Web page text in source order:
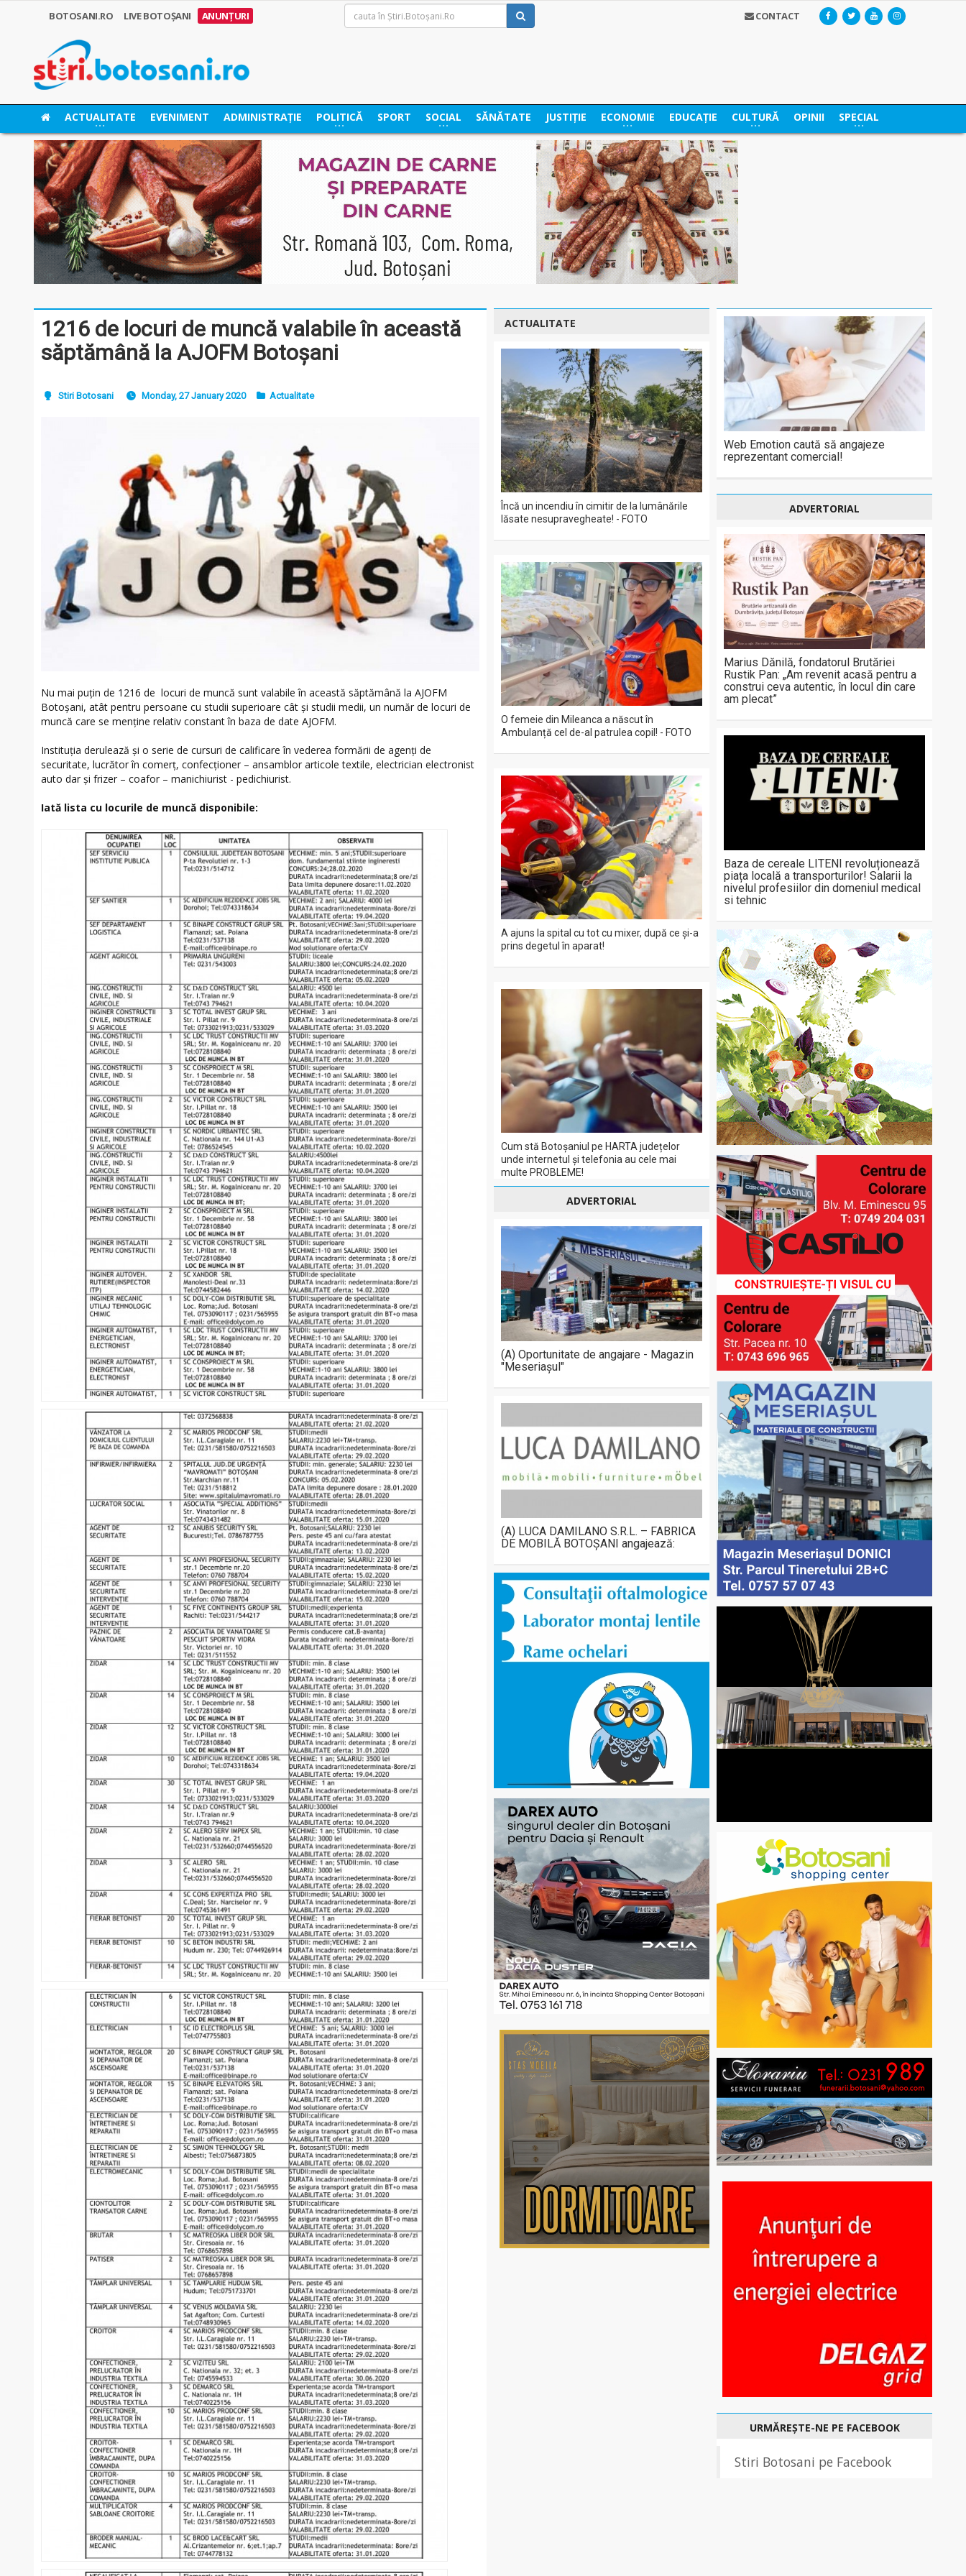
BOTOSANI.RO LIVE BOTOȘANI ANUNȚURI CONTACT
ACTUALITATE EVENIMENT ADMINISTRAȚIE POLITICĂ SPORT SOCIAL SĂNĂTATE JUSTIȚIE ECONOMIE EDUCAȚIE CULTURĂ OPINII SPECIAL
1216 de locuri de muncă valabile în această
săptămână la AJOFM Botoșani
Stiri Botosani Monday, 27 January 2020 Actualitate
Nu mai puțin de 1216 de locuri de muncă sunt valabile în această săptămână la AJOFM
Botoșani, atât pentru persoane cu studii superioare cât și studii medii, un număr de locuri de
muncă care se menține relativ constant în baza de date AJOFM.
Instituția derulează și o serie de cursuri de calificare în vederea formării de agenți de
securitate, lucrător în comerț, confecționer – ansamblor articole textile, electrician electronist
auto dar și frizer – coafor – manichiurist - pedichiurist.
Iată lista cu locurile de muncă disponibile:
ACTUALITATE
Încă un incendiu în cimitir de la lumânările
lăsate nesupravegheate! - FOTO
O femeie din Mileanca a născut în
Ambulanță cel de-al patrulea copil! - FOTO
A ajuns la spital cu tot cu mixer, după ce și-a
prins degetul în aparat!
Cum stă Botoșaniul pe HARTA județelor
unde internetul și telefonia au cele mai
multe PROBLEME!
ADVERTORIAL
(A) Oportunitate de angajare - Magazin
"Meseriașul"
(A) LUCA DAMILANO S.R.L. – FABRICA
DE MOBILĂ BOTOȘANI angajează:
Web Emotion caută să angajeze
reprezentant comercial!
ADVERTORIAL
Marius Dănilă, fondatorul Brutăriei
Rustik Pan: „Am revenit acasă pentru a
construi ceva autentic, în locul din care
am plecat”
Baza de cereale LITENI revoluționează
piața locală a transporturilor! Salarii la
nivelul profesiilor din domeniul medical
si tehnic
URMĂREȘTE-NE PE FACEBOOK
Stiri Botosani pe Facebook